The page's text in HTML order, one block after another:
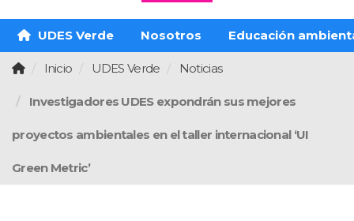
UDES Verde Nosotros Educación
Inicio UDES Verde Noticias
Investigadores UDES expondrán sus mejores
proyectos ambientales en el taller internacional ‘UI
Green Metric’